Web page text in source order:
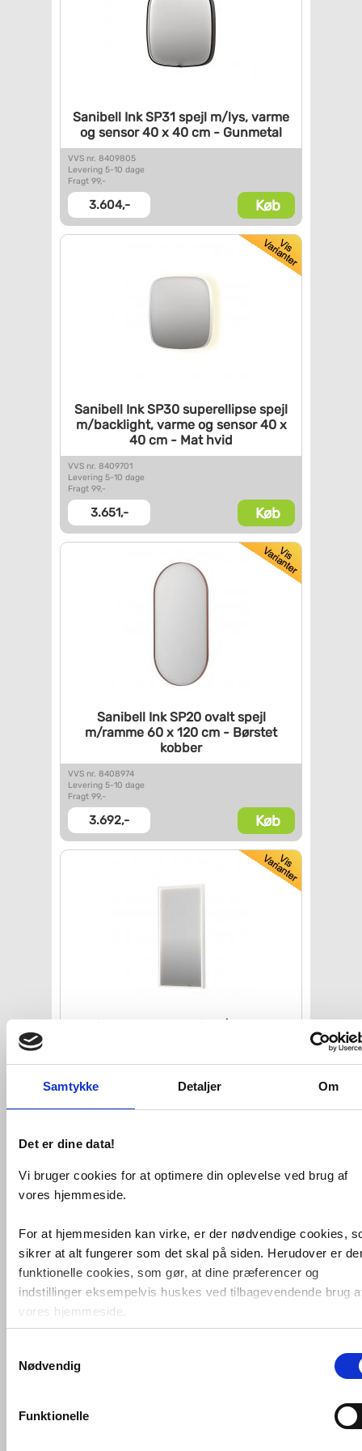
Samtykke Detaljer Om
Det er dine data!
Vi bruger cookies for at optimere din oplevelse ved brug af
vores hjemmeside.
For at hjemmesiden kan virke, er der nødvendige cookies,
sikrer at alt fungerer som det skal på siden. Herudover er
funktionelle cookies, som gør, at dine præferencer og
indstillinger eksempelvis huskes ved tilbagevendende brug
vores hjemmeside.
Foruden nødvendige og funktionelle cookies er der
cookies. Disse bruger vi bl.a. til at måle trafik, omsætning,
marketingcookies, som vi bruger til at målrette vores
markedsføring med henblik på annonceindhold, som giver
Nødvendig
Funktionelle
Sanibell Ink SP31 spejl m/lys, varme
og sensor 40 x 40 cm - Gunmetal
VVS nr. 8409805
Levering 5-10 dage
Fragt 99,-
3.604,- Køb
Sanibell Ink SP30 superellipse spejl
m/backlight, varme og sensor 40 x
40 cm - Mat hvid
VVS nr. 8409701
Levering 5-10 dage
Fragt 99,-
3.651,- Køb
Sanibell Ink SP20 ovalt spejl
m/ramme 60 x 120 cm - Børstet
kobber
VVS nr. 8408974
Levering 5-10 dage
Fragt 99,-
3.692,- Køb
Sanibell Ink SP19 spejl m/lys,
VVS nr. 8409006
Fragt 65,-
4.225,- Køb
Sanibell Ink SP32 firkantet
m/backlight, varme ogsensor 40 x
VVS nr. 8410000